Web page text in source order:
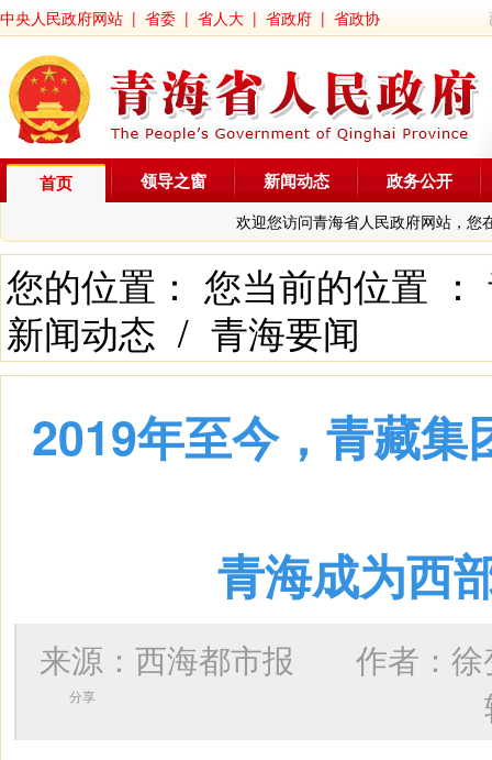
中央人民政府网站 | 省委 | 省人大 | 省政府 | 省政协
首页
欢迎您访问青海省人民政府网站，您
领导之窗 新闻动态 政务公开
您的位置： 您当前的位置 ：
新闻动态 / 青海要闻
2019年至今，青藏集
青海成为西
来源：西海都市报 作者：
分享